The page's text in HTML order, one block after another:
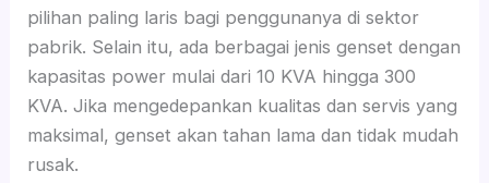
pilihan paling laris bagi penggunanya di sektor
pabrik. Selain itu, ada berbagai jenis genset dengan
kapasitas power mulai dari 10 KVA hingga 300
KVA. Jika mengedepankan kualitas dan servis yang
maksimal, genset akan tahan lama dan tidak mudah
rusak.